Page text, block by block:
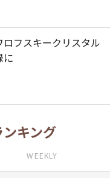
フスキークリスタル
に
キング
WEEKLY